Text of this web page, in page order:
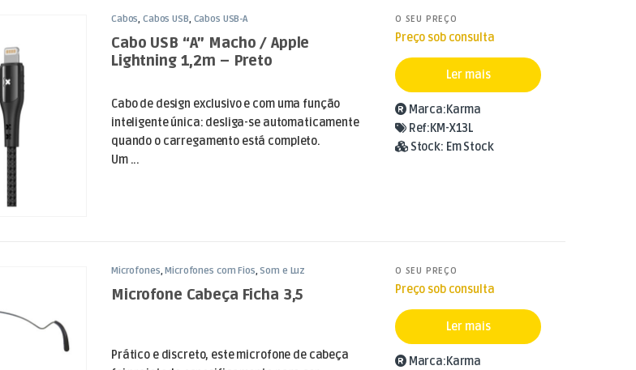
Cabos,Cabos USB, Cabos USB-A
Cabo USB “A” Macho / Apple
Lightning 1,2m – Preto
Cabo de design exclusivo e com uma função
inteligente única: desliga-se automaticamente
quando o carregamento está completo.
Um ...
O SEU PREÇO
Preço sob consulta
Ler mais
Marca:Karma
Ref:KM-X13L
Stock: Em Stock
Microfones,Microfones com Fios,Som e Luz
Microfone Cabeça Ficha 3,5
Prático e discreto, este microfone de cabeça
O SEU PREÇO
Preço sob consulta
Ler mais
Marca:Karma